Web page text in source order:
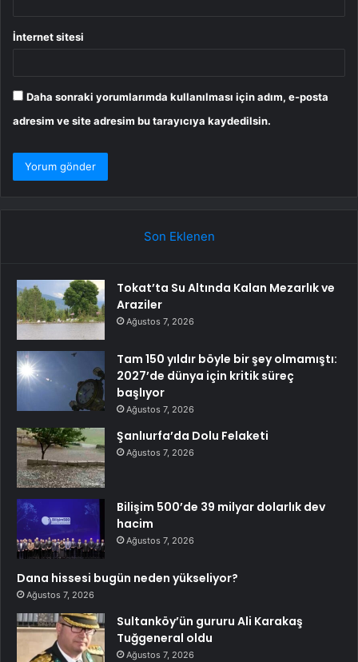
İnternet sitesi
Daha sonraki yorumlarımda kullanılması için adım, e-posta
adresim ve site adresim bu tarayıcıya kaydedilsin.
Son Eklenen
Tokat’ta Su Altında Kalan Mezarlık ve
Araziler
Ağustos 7, 2026
Tam 150 yıldır böyle bir şey olmamıştı:
2027’de dünya için kritik süreç
başlıyor
Ağustos 7, 2026
Şanlıurfa’da Dolu Felaketi
Ağustos 7, 2026
Bilişim 500’de 39 milyar dolarlık dev
hacim
Ağustos 7, 2026
Dana hissesi bugün neden yükseliyor?
Ağustos 7, 2026
Sultanköy’ün gururu Ali Karakaş
Tuğgeneral oldu
Ağustos 7, 2026